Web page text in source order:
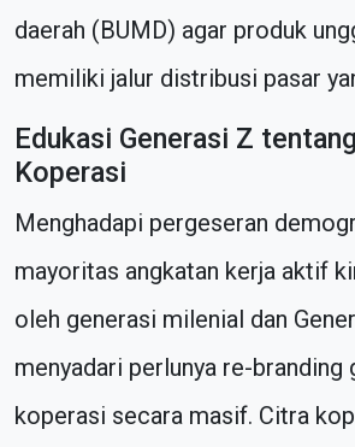
daerah (BUMD) agar produk
memiliki jalur distribusi pasar
Edukasi Generasi Z
Koperasi
Menghadapi pergeseran
mayoritas angkatan kerja aktif
oleh generasi milenial dan
menyadari perlunya re-branding
koperasi secara masif. Citra